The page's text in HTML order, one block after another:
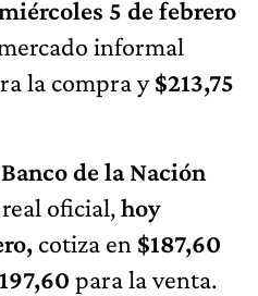
5 de febrero
informal
la compra y$213,75
Banco de la Nación
oficial,hoy
cotiza en $187,60
para la venta.